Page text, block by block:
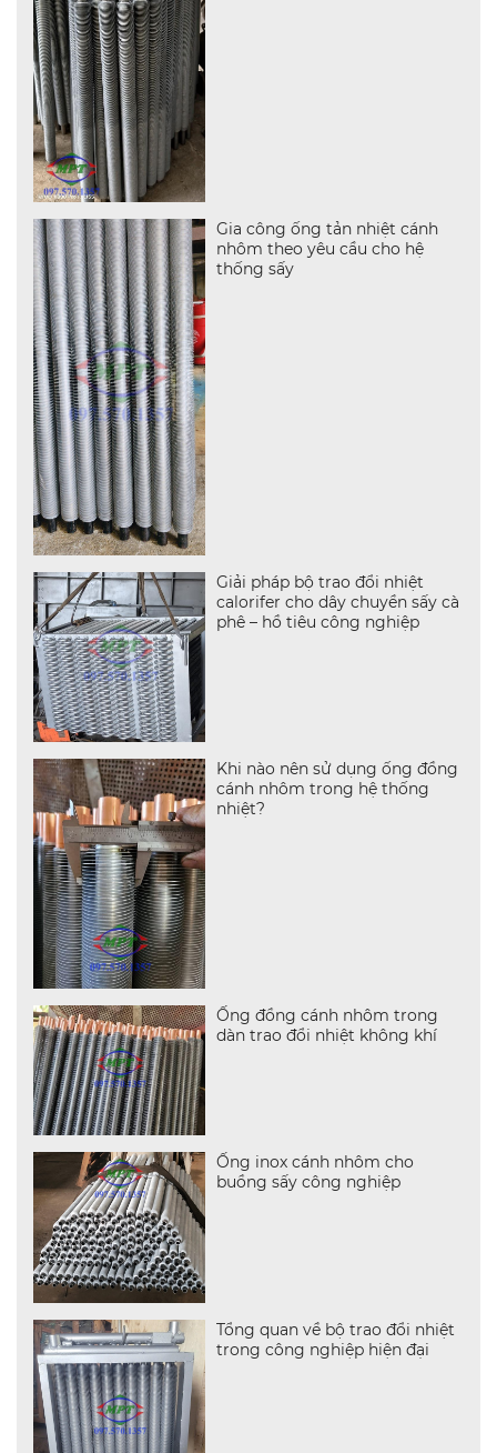
Gia công ống tản nhiệt cánh
nhôm theo yêu cầu cho hệ
thống sấy
Giải pháp bộ trao đổi nhiệt
calorifer cho dây chuyền sấy cà
phê – hồ tiêu công nghiệp
Khi nào nên sử dụng ống đồng
cánh nhôm trong hệ thống
nhiệt?
Ống đồng cánh nhôm trong
dàn trao đổi nhiệt không khí
Ống inox cánh nhôm cho
buồng sấy công nghiệp
Tổng quan về bộ trao đổi nhiệt
trong công nghiệp hiện đại